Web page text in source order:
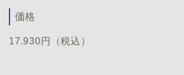
価格
17.930円（税込）